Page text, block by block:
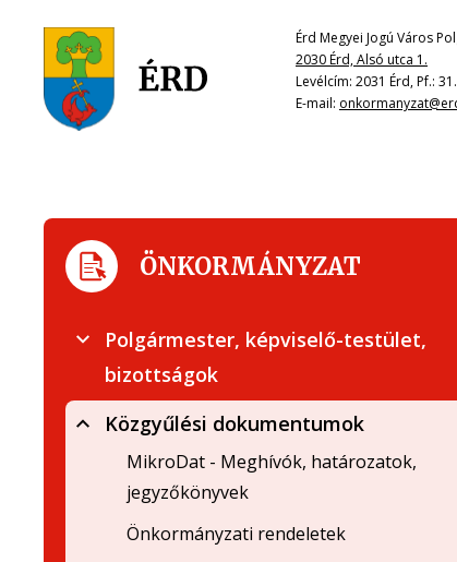
Érd Megyei Jogú Város
2030 Érd, Alsó utca 1.
Levélcím: 2031 Érd, Pf.: 31.
E-mail:
ÖNKORMÁNYZAT
Polgármester, képviselő-testület,
bizottságok
Közgyűlési dokumentumok
MikroDat - Meghívók, határozatok,
jegyzőkönyvek
Önkormányzati rendeletek